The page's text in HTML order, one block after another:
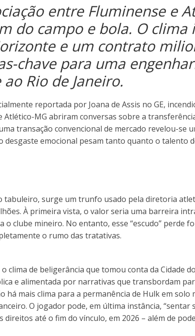
entre Fluminense e
do campo e bola. O
e um contrato
chave para uma
Rio de Janeiro.
reportada por Joana de Assis no GE,
Atlético-MG abriram conversas sobre a
transação convencional de mercado revelou-se
desgaste emocional pesam tanto quanto o talento
tabuleiro, surge um trunfo usado pela diretoria
À primeira vista, o valor seria uma barreira
o clube mineiro. No entanto, esse “escudo” perde
o rumo das tratativas.
clima de beligerância que tomou conta da Cidade
e alimentada por narrativas que transbordam
há mais clima para a permanência de Hulk em
O jogador pode, em última instância,
direitos até o fim do vínculo, em 2026 – além de